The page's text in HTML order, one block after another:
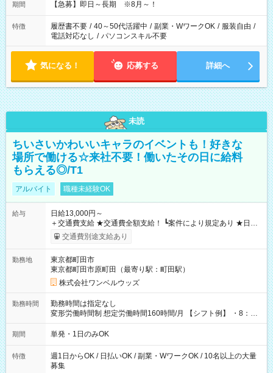
期間 【急募】即日～長期 ※8月～！
特徴 履歴書不要 / 40～50代活躍中 / 副業・WワークOK / 服装自由 /
電話対応なし / パソコンスキル不要
気になる！ 応募する 詳細へ
未読
ちいさいかわいいキャラのイベントも！好きな
場所で働ける☆来社不要！働いたその日に給料
もらえる◎/T1
アルバイト 職種未経験OK
給与
日給13,000円～
＋交通費支給 ★交通費全額支給！ ┗案件により規定あり ★日払
いOK！（規定あり） ┗働いたその日に現金GET♪ お仕事後はコ
ンビニATMから 日払い分を引き落とせます！ 【試用期間】試
交通費別途支給あり
勤務地
東京都町田市
東京都町田市原町田（最寄り駅：町田駅）
株式会社ワンベルウッズ
勤務時間
勤務時間は指定なし
変形労働時間制 想定労働時間160時間/月 【シフト例】 ・8：00
～21：00
期間 単発・1日のみOK
特徴
週1日からOK / 日払いOK / 副業・WワークOK / 10名以上の大量
募集